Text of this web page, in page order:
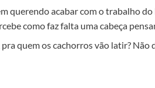
querendo acabar com o trabalho
como faz falta uma cabeça
pra quem os cachorros vão latir?